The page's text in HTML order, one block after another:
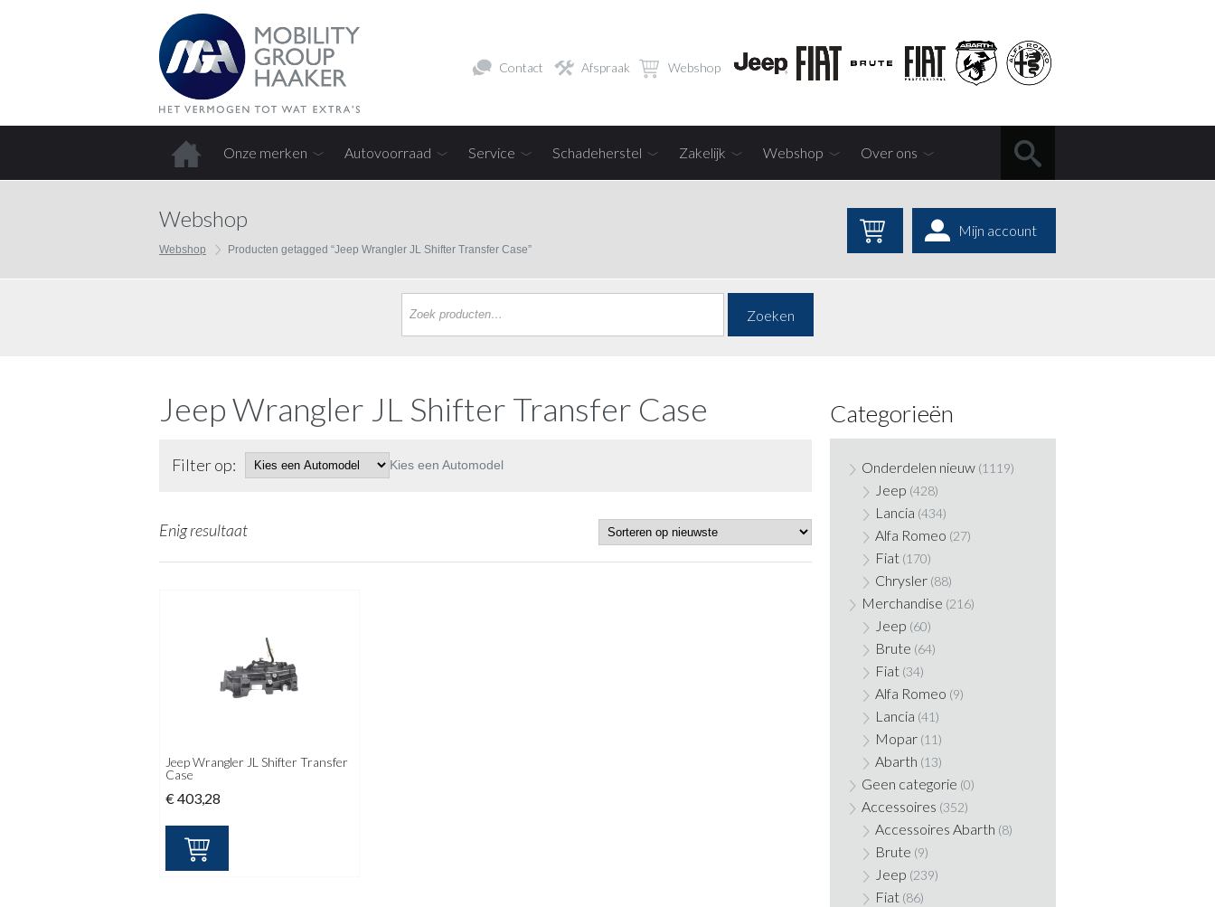
Contact Afspraak Webshop
Onze merken Autovoorraad Service Schadeherstel Zakelijk Webshop Over ons
Webshop
Webshop Producten getagged “Jeep Wrangler JL Shifter Transfer Case”
Mijn account
Zoeken
Jeep Wrangler JL Shifter Transfer Case
Filter op: Kies een Automodel
Enig resultaat
Jeep Wrangler JL Shifter Transfer
Case
€403,28
Categorieën
Onderdelen nieuw (1119)
Jeep (428)
Lancia (434)
Alfa Romeo (27)
Fiat (170)
Chrysler (88)
Merchandise (216)
Jeep (60)
Brute (64)
Fiat (34)
Alfa Romeo (9)
Lancia (41)
Mopar (11)
Abarth (13)
Geen categorie (0)
Accessoires (352)
Accessoires Abarth (8)
Brute (9)
Jeep (239)
Fiat (86)